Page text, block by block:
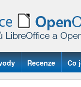
Recenze Co